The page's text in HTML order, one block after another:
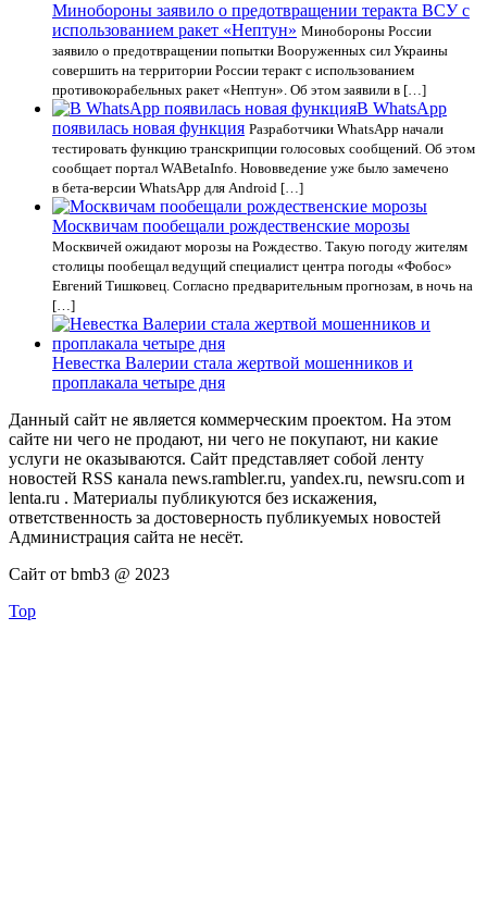
Минобороны заявило о предотвращении теракта ВСУ с
использованием ракет «Нептун» Минобороны России
заявило о предотвращении попытки Вооруженных сил Украины
совершить на территории России теракт с использованием
противокорабельных ракет «Нептун». Об этом заявили в […]
В WhatsApp
появилась новая функция Разработчики WhatsApp начали
тестировать функцию транскрипции голосовых сообщений. Об этом
сообщает портал WABetaInfo. Нововведение уже было замечено
в бета-версии WhatsApp для Android […]
Москвичам пообещали рождественские морозы
Москвичей ожидают морозы на Рождество. Такую погоду жителям
столицы пообещал ведущий специалист центра погоды «Фобос»
Евгений Тишковец. Согласно предварительным прогнозам, в ночь на
[…]
Невестка Валерии стала жертвой мошенников и
проплакала четыре дня
Данный сайт не является коммерческим проектом. На этом
сайте ни чего не продают, ни чего не покупают, ни какие
услуги не оказываются. Сайт представляет собой ленту
новостей RSS канала news.rambler.ru, yandex.ru, newsru.com и
lenta.ru . Материалы публикуются без искажения,
ответственность за достоверность публикуемых новостей
Администрация сайта не несёт.
Сайт от bmb3 @ 2023
Top